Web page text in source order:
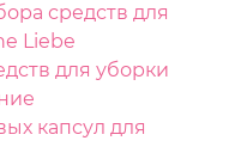
средств для
Liebe
для уборки
капсул для